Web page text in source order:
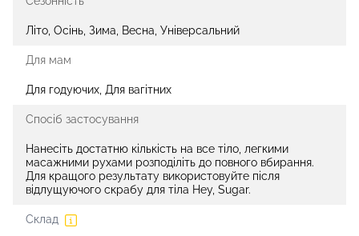
Літо, Осінь, Зима, Весна, Універсальний
Для мам
Для годуючих, Для вагітних
Спосіб застосування
Нанесіть достатню кількість на все тіло, легкими
масажними рухами розподіліть до повного вбирання.
Для кращого результату використовуйте після
відлущуючого скрабу для тіла Hey, Sugar.
Склад